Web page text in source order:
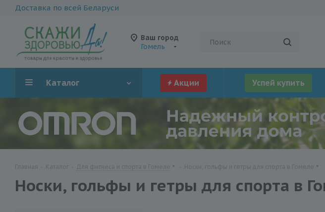
Доставка по всей Беларуси
Ваш город
Гомель
Каталог Акции Успей купить
Носки, гольфы и гетры для спорта в